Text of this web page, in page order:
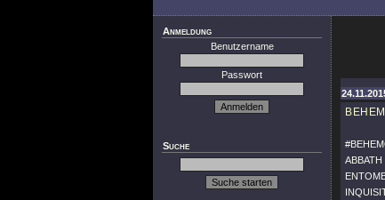
Anmeldung
Benutzername
Passwort
Suche
ABBATH